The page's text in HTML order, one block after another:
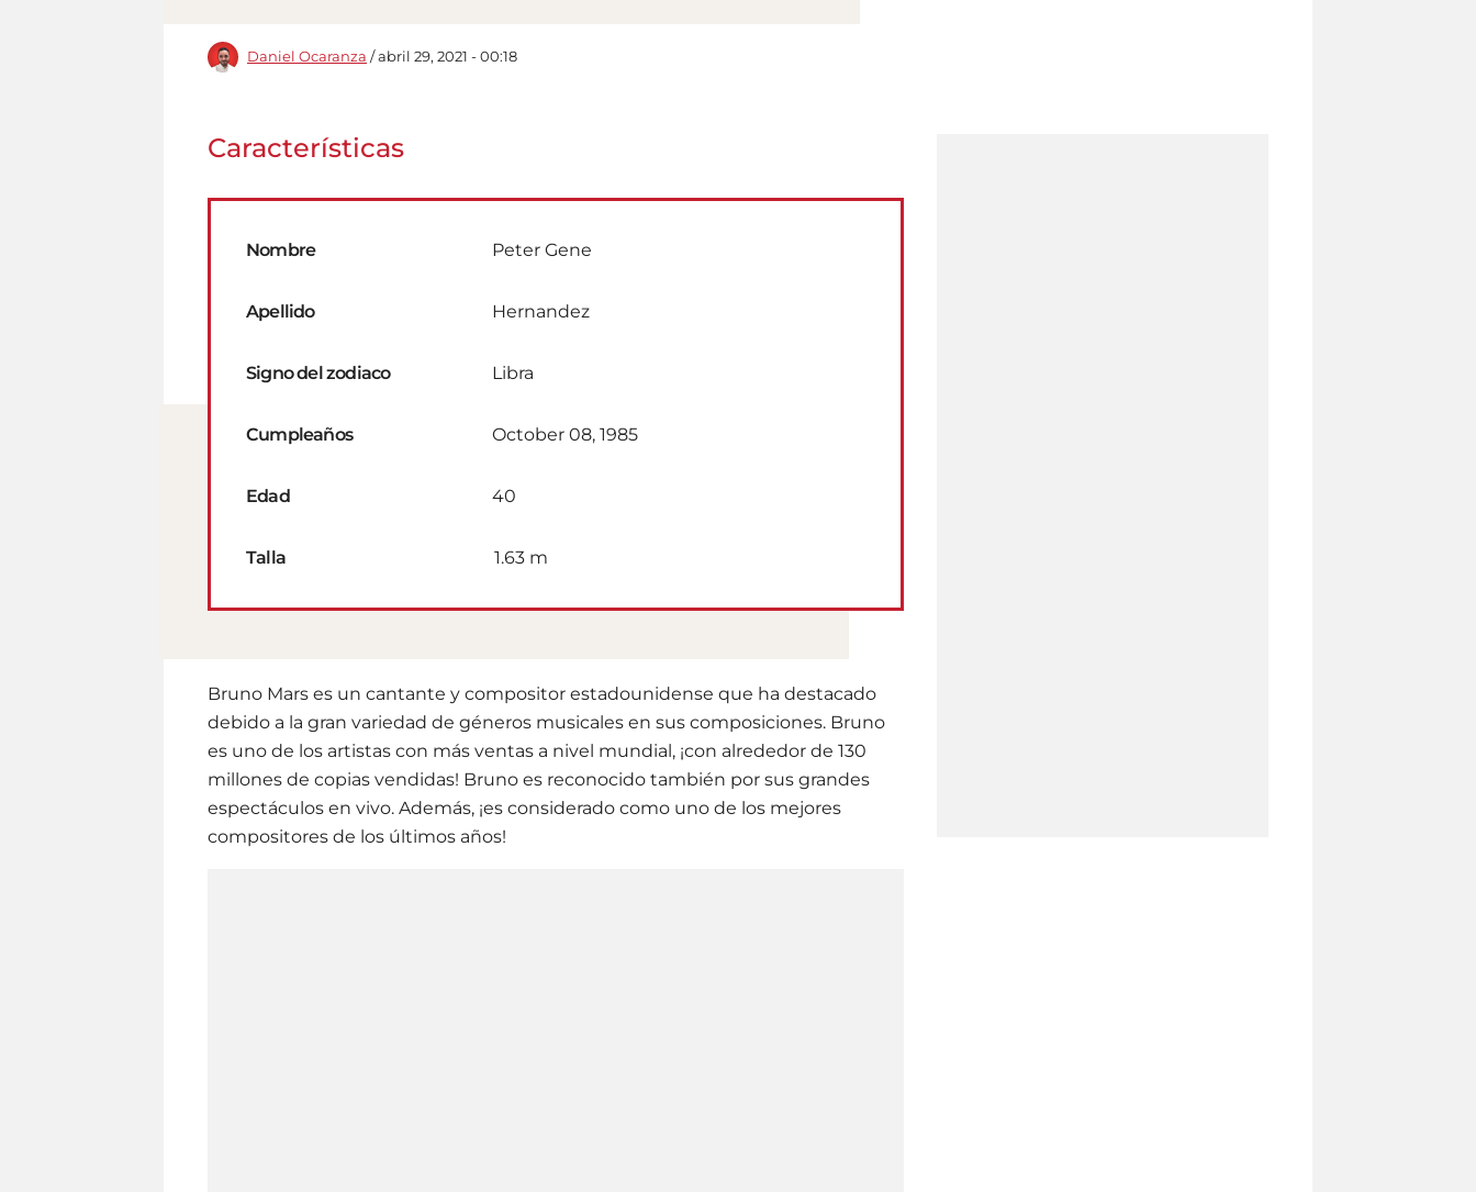
Daniel Ocaranza / abril 29, 2021 - 00:18
Características
Nombre Peter Gene
Apellido Hernandez
Signo del zodiaco Libra
Cumpleaños October 08, 1985
Edad 40
Talla 1.63 m
Bruno Mars es un cantante y compositor estadounidense que ha destacado
debido a la gran variedad de géneros musicales en sus composiciones. Bruno
es uno de los artistas con más ventas a nivel mundial, ¡con alrededor de 130
millones de copias vendidas! Bruno es reconocido también por sus grandes
espectáculos en vivo. Además, ¡es considerado como uno de los mejores
compositores de los últimos años!